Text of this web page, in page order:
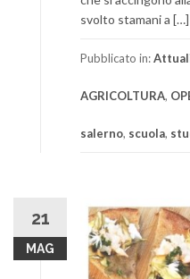
svolto stamani a […]
Pubblicato in:
AGRICOLTURA,
salerno, scuola,
21
MAG